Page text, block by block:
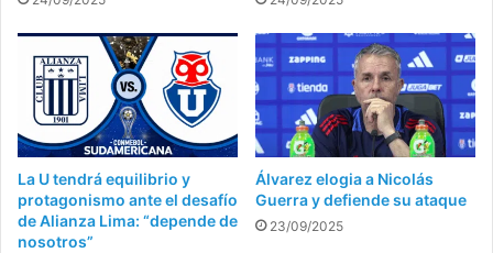
La U tendrá equilibrio y
protagonismo ante el desafío
de Alianza Lima: “depende de
nosotros”
Álvarez elogia a Nicolás
Guerra y defiende su ataque
23/09/2025